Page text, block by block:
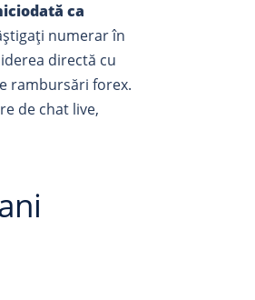
ca
numerar în
directă cu
rambursări forex.
de chat live,